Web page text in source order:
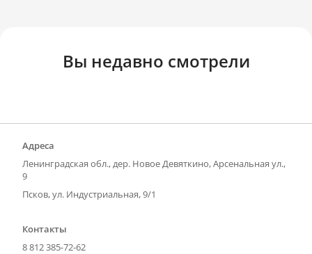
Вы недавно смотрели
Адреса
Ленинградская обл., дер. Новое Девяткино, Арсенальная ул.,
9
Псков, ул. Индустриальная, 9/1
Контакты
8 812 385-72-62